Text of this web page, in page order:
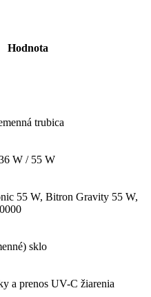
Hodnota
trubica
W / 55 W
55 W, Bitron Gravity 55 W,
sklo
a prenos UV-C žiarenia